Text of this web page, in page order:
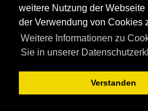
weitere Nutzung der Webseite
der Verwendung von Cookies
Weitere Informationen zu
Sie in unserer
Verstanden
Foren-Übersicht